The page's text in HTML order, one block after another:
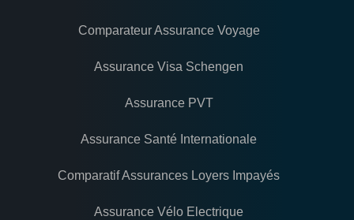
Comparateur Assurance Voyage
Assurance Visa Schengen
Assurance PVT
Assurance Santé Internationale
Comparatif Assurances Loyers Impayés
Assurance Vélo Electrique